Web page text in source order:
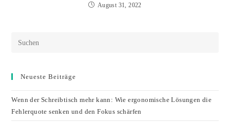
August 31, 2022
Neueste Beiträge
Wenn der Schreibtisch mehr kann: Wie ergonomische Lösungen die
Fehlerquote senken und den Fokus schärfen